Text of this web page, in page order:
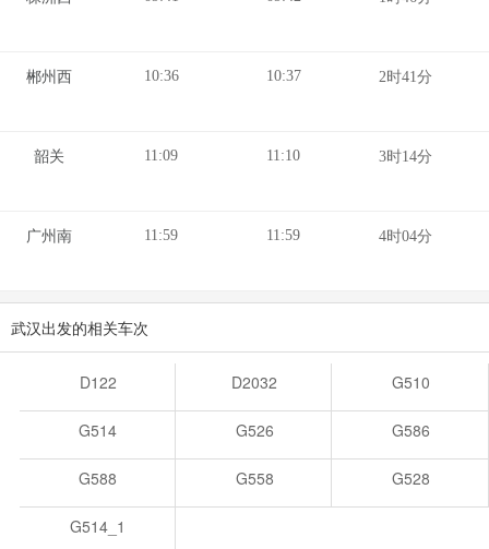
郴州西 10:36 10:37 2时41分
韶关 11:09 11:10 3时14分
广州南 11:59 11:59 4时04分
武汉出发的相关车次
D122 D2032 G510
G514 G526 G586
G588 G558 G528
G514_1